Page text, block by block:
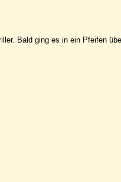
Bald ging es in ein Pfeifen